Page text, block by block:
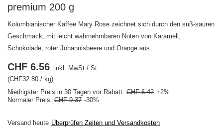
premium 200 g
Kolumbianischer Kaffee Mary Rose zeichnet sich durch den süß-sauren
Geschmack, mit leicht wahrnehmbaren Noten von Karamell,
Schokolade, roter Johannisbeere und Orange aus.
Versand heute Überprüfen Zeiten und Versandkosten
CHF 6.56 inkl. MwSt / St.
(CHF32.80 / kg)
Niedrigster Preis in 30 Tagen vor Rabatt: CHF 6.42 +2%
Normaler Preis: CHF 9.37 -30%